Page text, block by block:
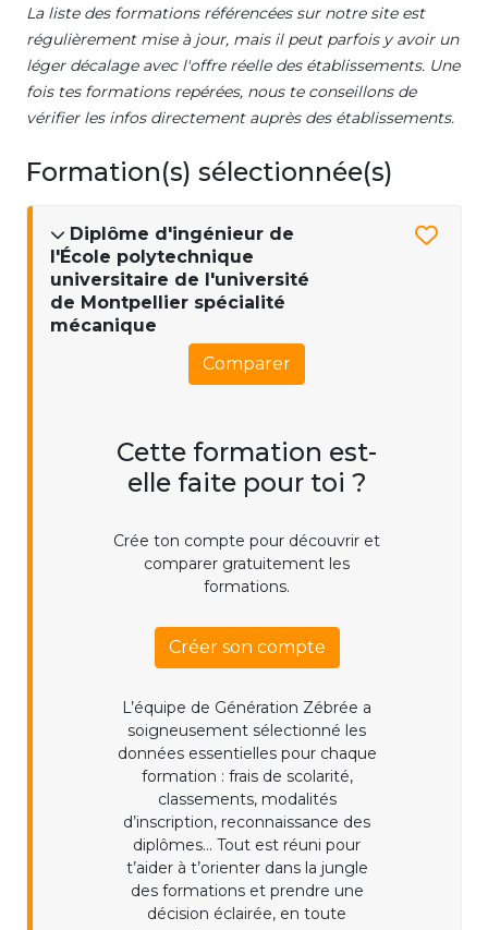
La liste des formations référencées sur notre site est
régulièrement mise à jour, mais il peut parfois y avoir un
léger décalage avec l'offre réelle des établissements. Une
fois tes formations repérées, nous te conseillons de
vérifier les infos directement auprès des établissements.
Formation(s) sélectionnée(s)
Diplôme d'ingénieur de
l'École polytechnique
universitaire de l'université
de Montpellier spécialité
mécanique
Comparer
Cette formation est-
elle faite pour toi ?
Crée ton compte pour découvrir et
comparer gratuitement les
formations.
Créer son compte
L’équipe de Génération Zébrée a
soigneusement sélectionné les
données essentielles pour chaque
formation : frais de scolarité,
classements, modalités
d’inscription, reconnaissance des
diplômes... Tout est réuni pour
t’aider à t’orienter dans la jungle
des formations et prendre une
décision éclairée, en toute